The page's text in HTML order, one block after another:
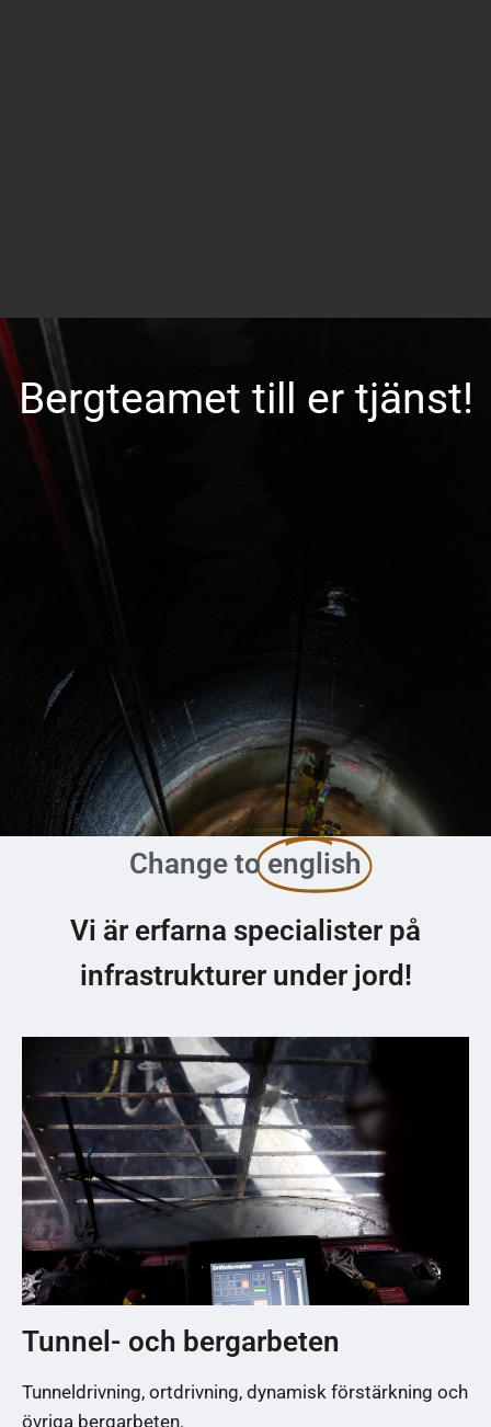
Bergteamet till er tjänst!
Change toenglish
Vi är erfarna specialister på
infrastrukturer under jord!
Tunnel- och bergarbeten
Tunneldrivning, ortdrivning, dynamisk förstärkning och
övriga bergarbeten.